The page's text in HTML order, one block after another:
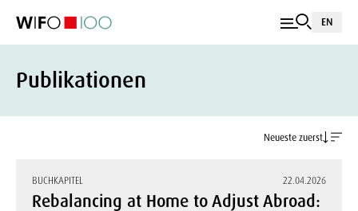
EN
Publikationen
Neueste zuerst
BUCHKAPITEL 22.04.2026
Rebalancing at Home to Adjust Abroad: